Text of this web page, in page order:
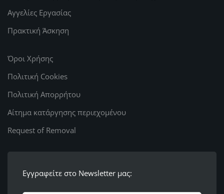
Αγγελίες Εργασίας
Πρακτική Άσκηση
Όροι Χρήσης
Πολιτική Cookies
Πολιτική Απορρήτου
Αίτημα κατάργησης περιεχομένου
Request of Removal
Εγγραφείτε στο Newsletter μας: